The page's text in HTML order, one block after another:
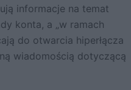
informacje na temat
konta, a „w ramach
do otwarcia hiperłącza
wiadomością dotyczącą